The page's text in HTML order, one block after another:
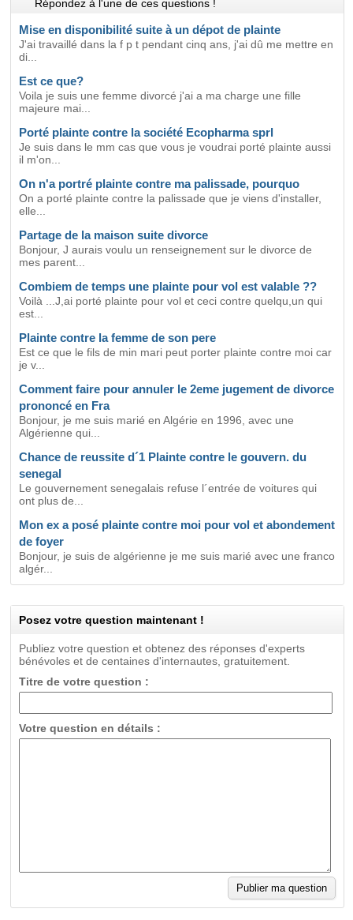
Répondez à l'une de ces questions !
Mise en disponibilité suite à un dépot de plainte
J'ai travaillé dans la f p t pendant cinq ans, j'ai dû me mettre en
di...
Est ce que?
Voila je suis une femme divorcé j'ai a ma charge une fille
majeure mai...
Porté plainte contre la société Ecopharma sprl
Je suis dans le mm cas que vous je voudrai porté plainte aussi
il m'on...
On n'a portré plainte contre ma palissade, pourquo
On a porté plainte contre la palissade que je viens d'installer,
elle...
Partage de la maison suite divorce
Bonjour, J aurais voulu un renseignement sur le divorce de
mes parent...
Combiem de temps une plainte pour vol est valable ??
Voilà ...J,ai porté plainte pour vol et ceci contre quelqu,un qui
est...
Plainte contre la femme de son pere
Est ce que le fils de min mari peut porter plainte contre moi car
je v...
Comment faire pour annuler le 2eme jugement de divorce
prononcé en Fra
Bonjour, je me suis marié en Algérie en 1996, avec une
Algérienne qui...
Chance de reussite d´1 Plainte contre le gouvern. du
senegal
Le gouvernement senegalais refuse l´entrée de voitures qui
ont plus de...
Mon ex a posé plainte contre moi pour vol et abondement
de foyer
Bonjour, je suis de algérienne je me suis marié avec une franco
algér...
Posez votre question maintenant !
Publiez votre question et obtenez des réponses d'experts
bénévoles et de centaines d'internautes, gratuitement.
Titre de votre question :
Votre question en détails :